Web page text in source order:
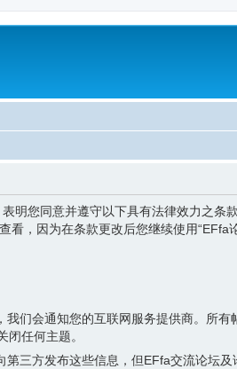
明您同意并遵守以下具有法律效力之
，因为在条款更改后您继续使用
们会通知您的互联网服务提供商。所
任何主题。
三方发布这些信息，但EFfa交流论坛